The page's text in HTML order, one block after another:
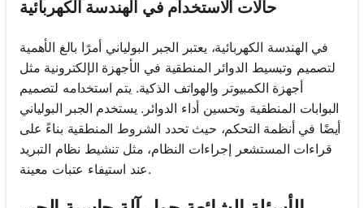
حالات الاستخدام في الهندسة الكهربائية
في الهندسة الكهربائية، يعتبر الجبر البولياني أمرًا بالغ الأهمية
لتصميم وتبسيط الدوائر المنطقية في الأجهزة الإلكترونية مثل
أجهزة الكمبيوتر والهواتف الذكية. يتم استخدامه لتصميم
البوابات المنطقية وتحسين أداء الدوائر. يستخدم الجبر البولياني
أيضًا في أنظمة التحكم، حيث تحدد الشروط المنطقية بناءً على
قراءات المستشعر إجراءات النظام، مثل تنشيط نظام التبريد
عند استيفاء عتبات معينة.